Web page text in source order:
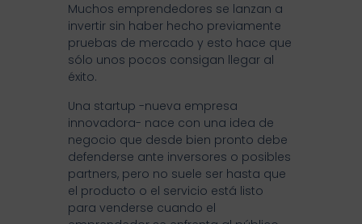
Muchos emprendedores se lanzan a
invertir sin haber hecho previamente
pruebas de mercado y esto hace que
sólo unos pocos consigan llegar al
éxito.
Una startup -nueva empresa
innovadora- nace con una idea de
negocio que desde bien pronto debe
defenderse ante inversores o posibles
partners, pero no suele ser hasta que
el producto o el servicio está listo
para venderse cuando el